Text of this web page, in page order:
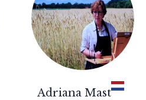
Adriana Mast